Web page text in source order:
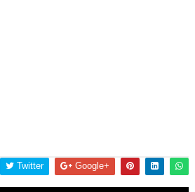
Twitter Google+